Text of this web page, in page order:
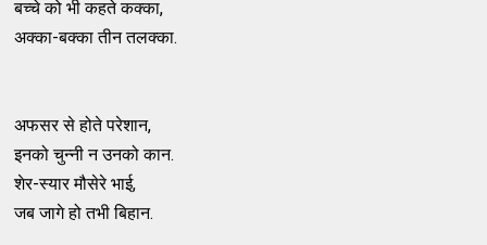
बच्चे को भी कहते कक्का,
अक्का-बक्का तीन तलक्का.
अफसर से होते परेशान,
इनको चुन्नी न उनको कान.
शेर-स्यार मौसेरे भाई,
जब जागे हो तभी बिहान.